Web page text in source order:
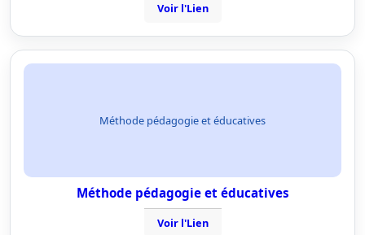
Voir l'Lien
Méthode pédagogie et éducatives
Méthode pédagogie et éducatives
Voir l'Lien